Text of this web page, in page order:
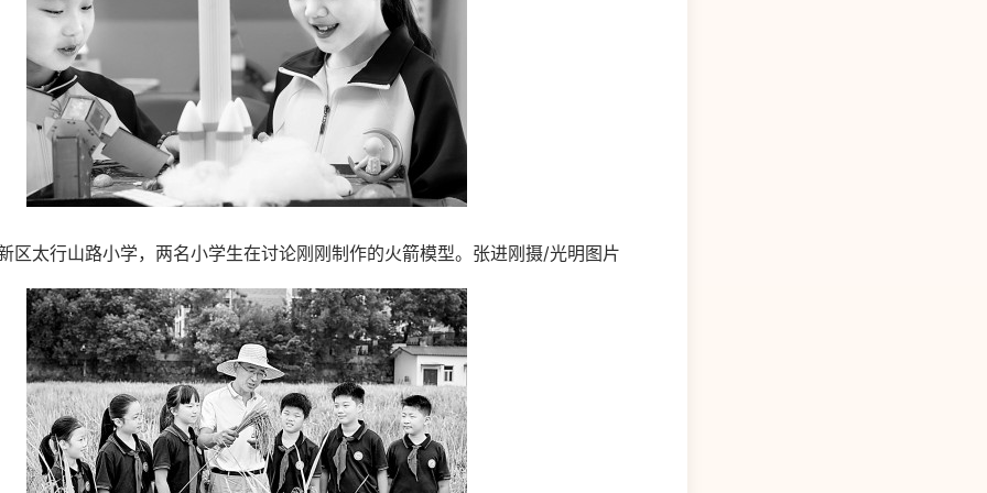
太行山路小学，两名小学生在讨论刚刚制作的火箭模型。张进刚摄/光明图片